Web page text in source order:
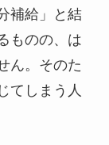
補給」と結
ものの、は
ん。そのた
てしまう人